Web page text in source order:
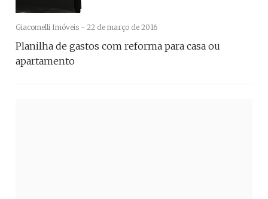
Giacomelli Imóveis - 22 de março de 2016
Planilha de gastos com reforma para casa ou
apartamento